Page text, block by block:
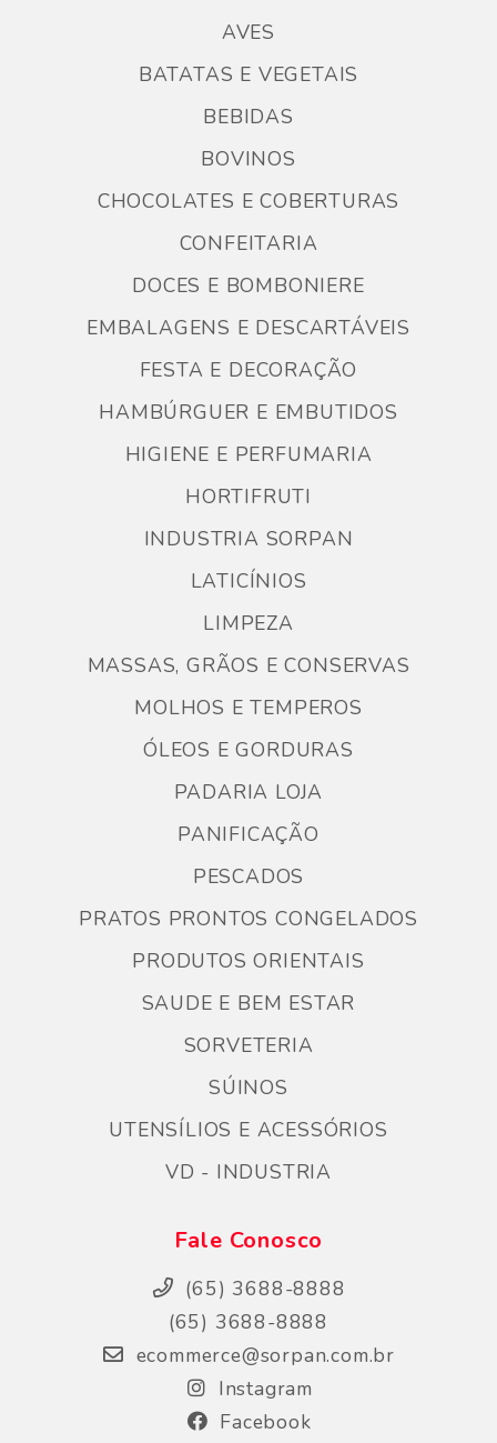
AVES
BATATAS E VEGETAIS
BEBIDAS
BOVINOS
CHOCOLATES E COBERTURAS
CONFEITARIA
DOCES E BOMBONIERE
EMBALAGENS E DESCARTÁVEIS
FESTA E DECORAÇÃO
HAMBÚRGUER E EMBUTIDOS
HIGIENE E PERFUMARIA
HORTIFRUTI
INDUSTRIA SORPAN
LATICÍNIOS
LIMPEZA
MASSAS, GRÃOS E CONSERVAS
MOLHOS E TEMPEROS
ÓLEOS E GORDURAS
PADARIA LOJA
PANIFICAÇÃO
PESCADOS
PRATOS PRONTOS CONGELADOS
PRODUTOS ORIENTAIS
SAUDE E BEM ESTAR
SORVETERIA
SÚINOS
UTENSÍLIOS E ACESSÓRIOS
VD - INDUSTRIA
Fale Conosco
(65) 3688-8888
(65) 3688-8888
ecommerce@sorpan.com.br
Instagram
Facebook